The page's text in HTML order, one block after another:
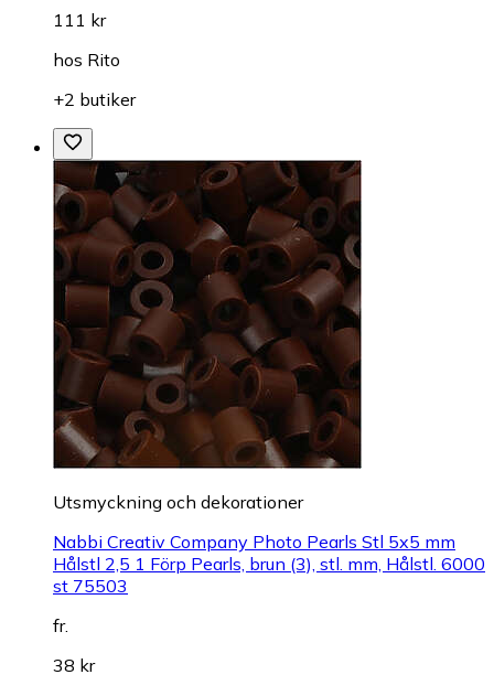
111 kr
hos Rito
+2 butiker
Utsmyckning och dekorationer
Nabbi Creativ Company Photo Pearls Stl 5x5 mm
Hålstl 2,5 1 Förp Pearls, brun (3), stl. mm, Hålstl. 6000
st 75503
fr.
38 kr